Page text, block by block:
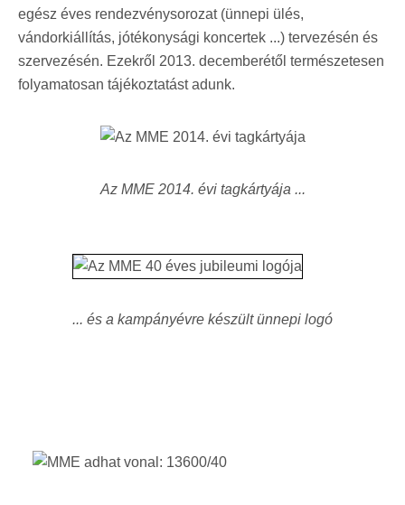
egész éves rendezvénysorozat (ünnepi ülés,
vándorkiállítás, jótékonysági koncertek ...) tervezésén és
szervezésén. Ezekről 2013. decemberétől természetesen
folyamatosan tájékoztatást adunk.
Az MME 2014. évi tagkártyája ...
... és a kampányévre készült ünnepi logó